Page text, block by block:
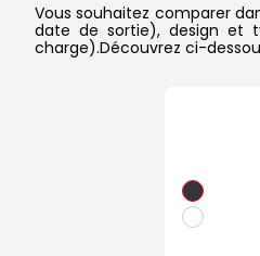
Vous souhaitez comparer
date de sortie), design et
charge).Découvrez ci-